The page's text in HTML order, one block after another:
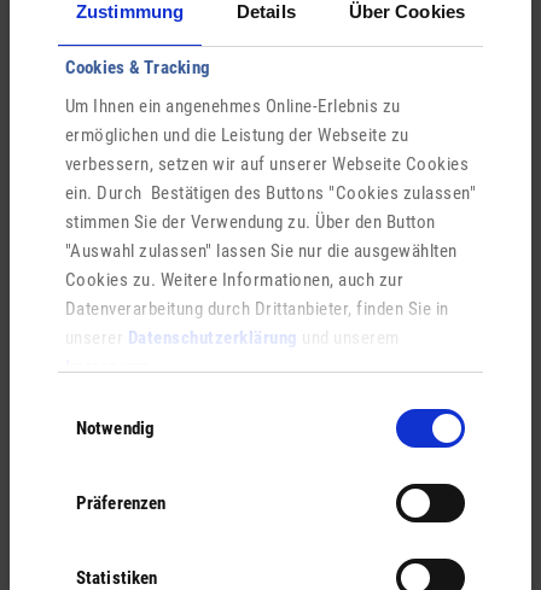
Zustimmung Details Über Cookies
Cookies & Tracking
Um Ihnen ein angenehmes Online-Erlebnis zu
ermöglichen und die Leistung der Webseite zu
verbessern, setzen wir auf unserer Webseite Cookies
ein. Durch Bestätigen des Buttons "Cookies zulassen"
stimmen Sie der Verwendung zu. Über den Button
"Auswahl zulassen" lassen Sie nur die ausgewählten
Cookies zu. Weitere Informationen, auch zur
Datenverarbeitung durch Drittanbieter, finden Sie in
unserer Datenschutzerklärung und unserem
Impressum.
Notwendig
Präferenzen
Statistiken
+49 6655 9867627
Schreiben Sie uns
Haselweg 8